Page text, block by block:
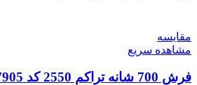
مقایسه
مشاهده سریع
فرش 700 شانه تراکم 2550 کد 77905